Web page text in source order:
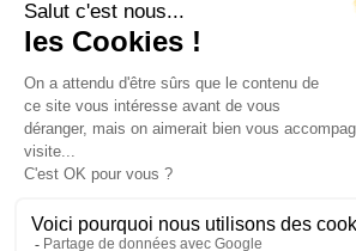
Paiement sécurisé
2008 - 2026 © CreaMagic. ALL Rights